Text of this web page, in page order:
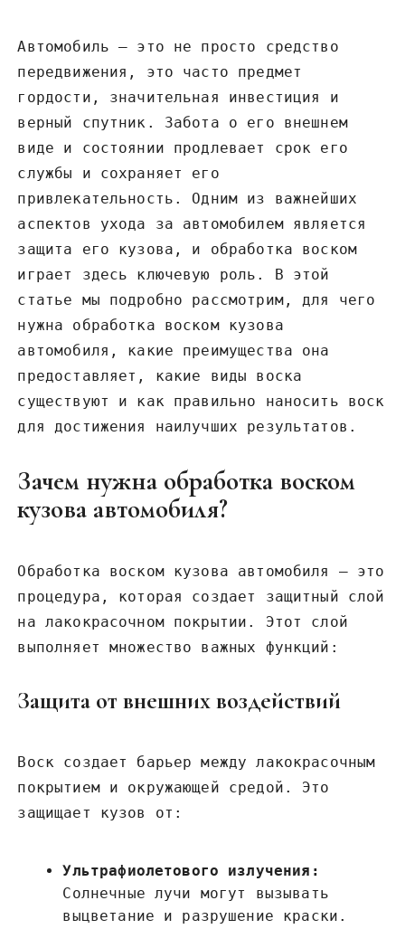
Автомобиль – это не просто средство
передвижения, это часто предмет
гордости, значительная инвестиция и
верный спутник. Забота о его внешнем
виде и состоянии продлевает срок его
службы и сохраняет его
привлекательность. Одним из важнейших
аспектов ухода за автомобилем является
защита его кузова, и обработка воском
играет здесь ключевую роль. В этой
статье мы подробно рассмотрим, для чего
нужна обработка воском кузова
автомобиля, какие преимущества она
предоставляет, какие виды воска
существуют и как правильно наносить воск
для достижения наилучших результатов.
Зачем нужна обработка воском
кузова автомобиля?
Обработка воском кузова автомобиля – это
процедура, которая создает защитный слой
на лакокрасочном покрытии. Этот слой
выполняет множество важных функций:
Защита от внешних воздействий
Воск создает барьер между лакокрасочным
покрытием и окружающей средой. Это
защищает кузов от:
Ультрафиолетового излучения:
Солнечные лучи могут вызывать
выцветание и разрушение краски.